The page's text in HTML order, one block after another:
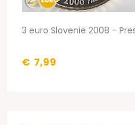
3 euro Slovenië 2008 -
€ 7,99